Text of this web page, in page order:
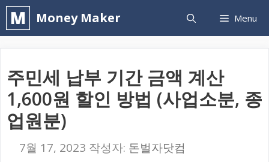
컨
텐
로
건
뛰
Money Maker Menu
주민세 납부 기간 금액 계산
1,600원 할인 방법 (사업소분, 종
업원분)
7월 17, 2023 작성자: 돈벌자닷컴